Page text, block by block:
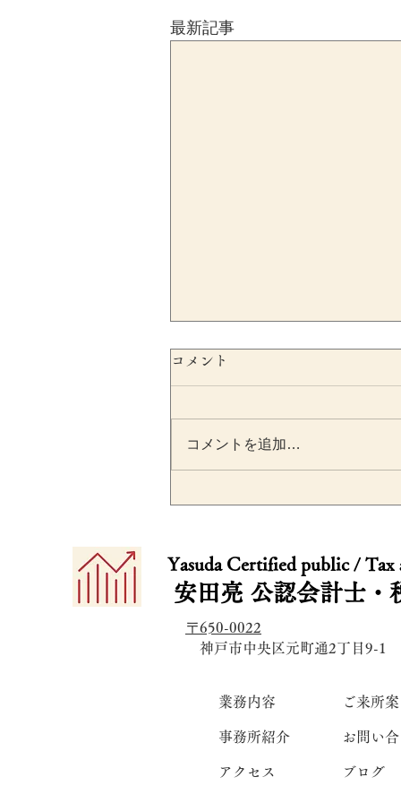
最新記事
インボイス制度で免税事業者
る？飲食費1万円基準との関
係も解説
コメント
コメントを追加…
​​Yasuda Certified public / Tax
安田亮 公認会計士・
〒650-0022
神戸市中央区元町通2丁目9-1
業務内容
事務所紹介
アクセス
ご来所
お問い
ブログ